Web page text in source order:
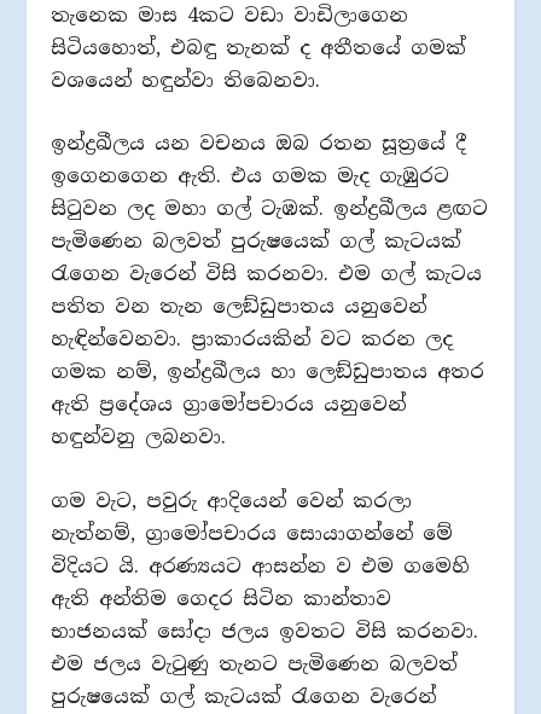
තැනෙක මාස 4කට වඩා වාඩිලාගෙන
සිටියහොත්, එබඳු තැනක් ද අතීතයේ ගමක්
වශයෙන් හඳුන්වා තිබෙනවා.
ඉන්ද්‍රඛීලය යන වචනය ඔබ රතන සූත්‍රයේ දී
ඉගෙනගෙන ඇති. එය ගමක මැද ගැඹුරට
සිටුවන ලද මහා ගල් ටැඹක්. ඉන්ද්‍රඛීලය ළඟට
පැමිණෙන බලවත් පුරුෂයෙක් ගල් කැටයක්
රැගෙන වැරෙන් විසි කරනවා. එම ගල් කැටය
පතිත වන තැන ලෙඞ්ඩුපාතය යනුවෙන්
හැඳින්වෙනවා. ප්‍රාකාරයකින් වට කරන ලද
ගමක නම්, ඉන්ද්‍රඛීලය හා ලෙඞ්ඩුපාතය අතර
ඇති ප්‍රදේශය ග්‍රාමෝපචාරය යනුවෙන්
හඳුන්වනු ලබනවා.
ගම වැට, පවුරු ආදියෙන් වෙන් කරලා
නැත්නම්, ග්‍රාමෝපචාරය සොයාගන්නේ මේ
විදියට යි. අරණ්‍යයට ආසන්න ව එම ගමෙහි
ඇති අන්තිම ගෙදර සිටින කාන්තාව
භාජනයක් සෝදා ජලය ඉවතට විසි කරනවා.
එම ජලය වැටුණු තැනට පැමිණෙන බලවත්
පුරුෂයෙක් ගල් කැටයක් රැගෙන වැරෙන්